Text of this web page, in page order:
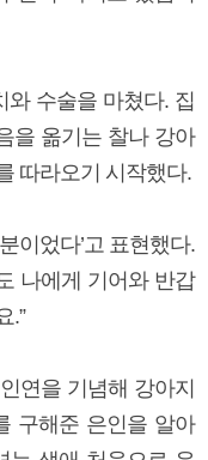
수술을 마쳤다. 집
을 옮기는 찰나 강아
따라오기 시작했다.
이었다’고 표현했다.
나에게 기어와 반갑
.”
연을 기념해 강아지
구해준 은인을 알아